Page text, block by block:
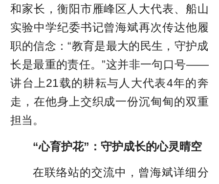
和家长，衡阳市雁峰区人大代表、船山
实验中学纪委书记曾海斌再次传达他履
职的信念：“教育是最大的民生，守护成
长是最重的责任。”这并非一句口号——
讲台上21载的耕耘与人大代表4年的奔
走，在他身上交织成一份沉甸甸的双重
担当。
“心育护花”：守护成长的心灵晴空
在联络站的交流中，曾海斌详细分